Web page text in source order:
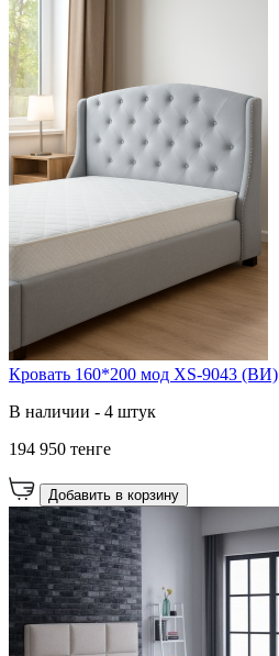
Кровать 160*200 мод XS-9043 (ВИ)
В наличии - 4 штук
194 950 тенге
Добавить в корзину